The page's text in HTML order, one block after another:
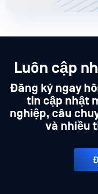
Luôn cập
Đăng ký ngay
tin cập nhật
nghiệp, câu
và nhiều